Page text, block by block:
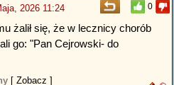
0
2026 11:24
żalił się, że w lecznicy chorób
go: "Pan Cejrowski- do
[ Zobacz ]